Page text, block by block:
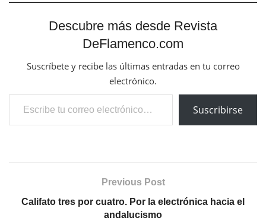
Descubre más desde Revista
DeFlamenco.com
Suscríbete y recibe las últimas entradas en tu correo
electrónico.
Escribe tu correo electrónico…
Suscribirse
Previous Post
Califato tres por cuatro. Por la electrónica hacia el
andalucismo